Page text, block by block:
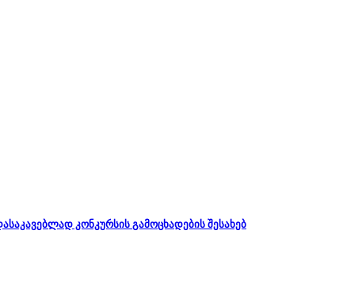
კონკურსის გამოცხადების შესახებ